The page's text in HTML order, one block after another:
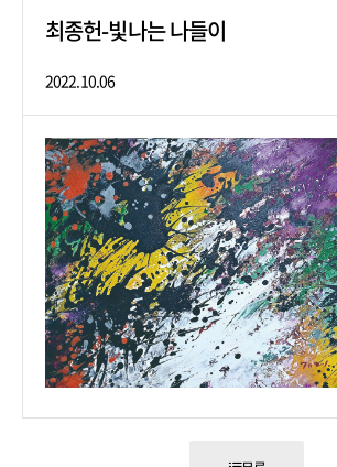
최종헌-빛나는 나들이
2022.10.06